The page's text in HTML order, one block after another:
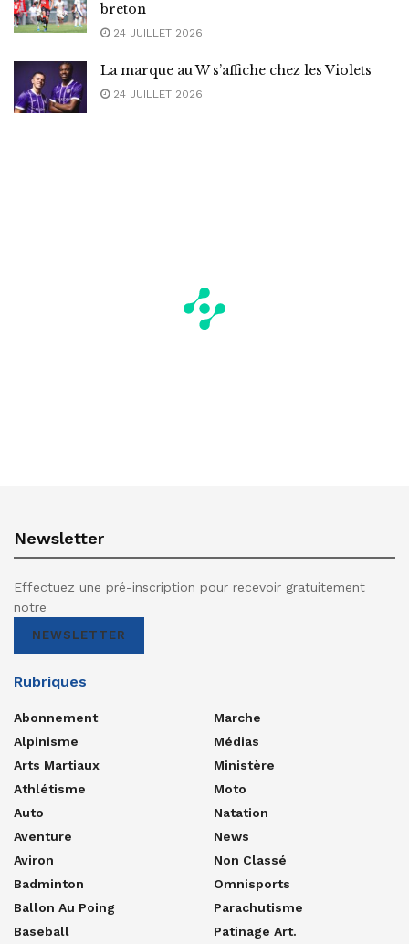
breton
24 JUILLET 2026
La marque au W s’affiche chez les Violets
24 JUILLET 2026
Newsletter
Effectuez une pré-inscription pour recevoir gratuitement
notre
NEWSLETTER
Rubriques
Abonnement
Alpinisme
Arts Martiaux
Athlétisme
Auto
Aventure
Aviron
Badminton
Ballon Au Poing
Baseball
Marche
Médias
Ministère
Moto
Natation
News
Non Classé
Omnisports
Parachutisme
Patinage Art.